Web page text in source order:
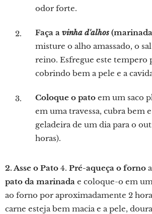
odor forte.
Faça a vinha d'alhos
misture o alho amassado, o
reino. Esfregue este tempero
cobrindo bem a pele e a
Coloque o pato em um saco
em uma travessa, cubra bem
geladeira de um dia para o
horas).
2. Asse o Pato 4. Pré-aqueça o forno
pato da marinada e coloque-o em
ao forno por aproximadamente 2
carne esteja bem macia e a pele,